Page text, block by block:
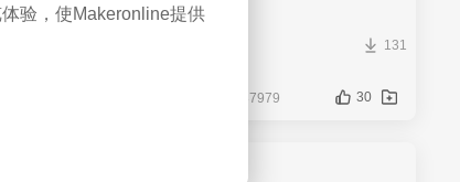
GIF
131
@weijinshu100_787979 30
验，使Makeronline提供